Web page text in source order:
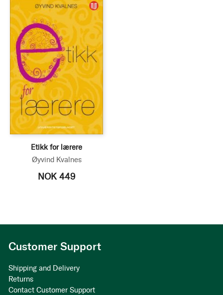
Etikk for lærere
Øyvind Kvalnes
NOK 449
Customer Support
Shipping and Delivery
Returns
Contact Customer Support